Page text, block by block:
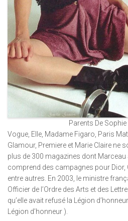
Parents De
Vogue, Elle, Madame Figaro, Paris
Glamour, Premiere et Marie Claire ne
plus de 300 magazines dont
comprend des campagnes pour Dior,
entre autres. En 2003, le ministre
Officier de l’Ordre des Arts et des
qu’elle avait refusé la Légion
Légion d’honneur ).